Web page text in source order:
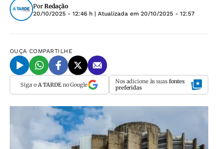
Por Redação
20/10/2025 - 12:46 h | Atualizada em 20/10/2025 - 12:57
OUÇA COMPARTILHE
Siga o A TARDEno Google Nos adicione às suas fontes
preferidas